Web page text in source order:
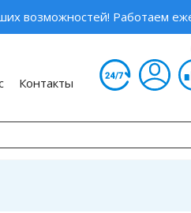
возможностей! Работаем
Контакты